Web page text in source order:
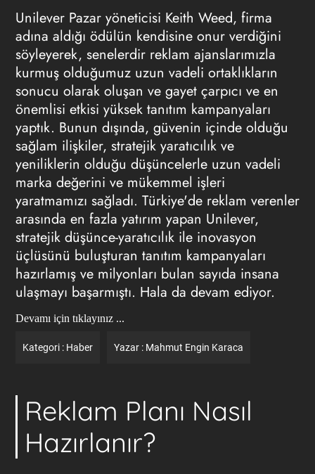
Unilever Pazar yöneticisi Keith Weed, firma
adına aldığı ödülün kendisine onur verdiğini
söyleyerek, senelerdir reklam ajanslarımızla
kurmuş olduğumuz uzun vadeli ortaklıkların
sonucu olarak oluşan ve gayet çarpıcı ve en
önemlisi etkisi yüksek tanıtım kampanyaları
yaptık. Bunun dışında, güvenin içinde olduğu
sağlam ilişkiler, stratejik yaratıcılık ve
yeniliklerin olduğu düşüncelerle uzun vadeli
marka değerini ve mükemmel işleri
yaratmamızı sağladı. Türkiye'de reklam verenler
arasında en fazla yatırım yapan Unilever,
stratejik düşünce-yaratıcılık ile inovasyon
üçlüsünü buluşturan tanıtım kampanyaları
hazırlamış ve milyonları bulan sayıda insana
ulaşmayı başarmıştı. Hala da devam ediyor.
Devamı için tıklayınız ...
Kategori : Haber Yazar : Mahmut Engin Karaca
Reklam Planı Nasıl
Hazırlanır?